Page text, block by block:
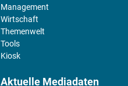
Management
Wirtschaft
Themenwelt
Tools
Kiosk
Aktuelle Mediadaten